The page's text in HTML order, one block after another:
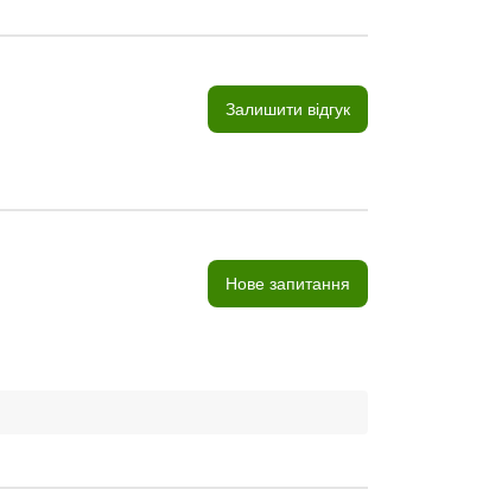
Залишити відгук
Нове запитання